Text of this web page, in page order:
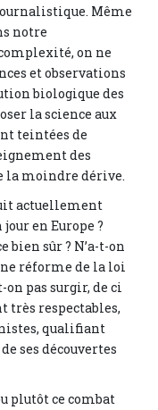
Même
notre
on ne
et observations
biologique des
la science aux
teintées de
des
la moindre dérive.
actuellement
en Europe ?
bien sûr ? N’a-t-on
réforme de la loi
pas surgir, de ci
très respectables,
qualifiant
ses découvertes
plutôt ce combat